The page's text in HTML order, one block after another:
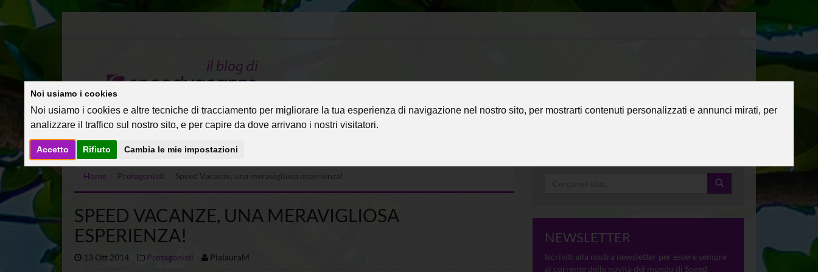
Noi usiamo i cookies
Noi usiamo i cookies e altre tecniche di tracciamento per migliorare la tua esperienza di navigazione nel nostro sito, per mostrarti contenuti personalizzati e annunci mirati, per
analizzare il traffico sul nostro sito, e per capire da dove arrivano i nostri visitatori.
Accetto Rifiuto Cambia le mie impostazioni
Home Protagonisti Speed Vacanze, una meravigliosa esperienza!
SPEED VACANZE, UNA MERAVIGLIOSA
ESPERIENZA!
13 Ott 2014 Protagonisti PialauraM
NEWSLETTER
Iscriviti alla nostra newsletter per essere sempre
al corrente delle novità del mondo di Speed